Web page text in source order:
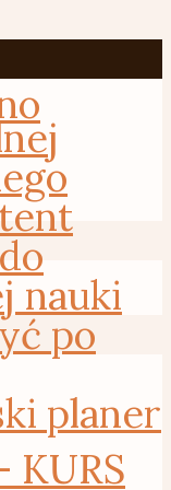
nauki
po
planer
KURS